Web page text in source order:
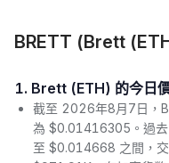
BRETT (Brett
1. Brett (ETH) 的今日
截至 2026年8月7日，
為 $0.01416305。過
至 $0.014668 之間，